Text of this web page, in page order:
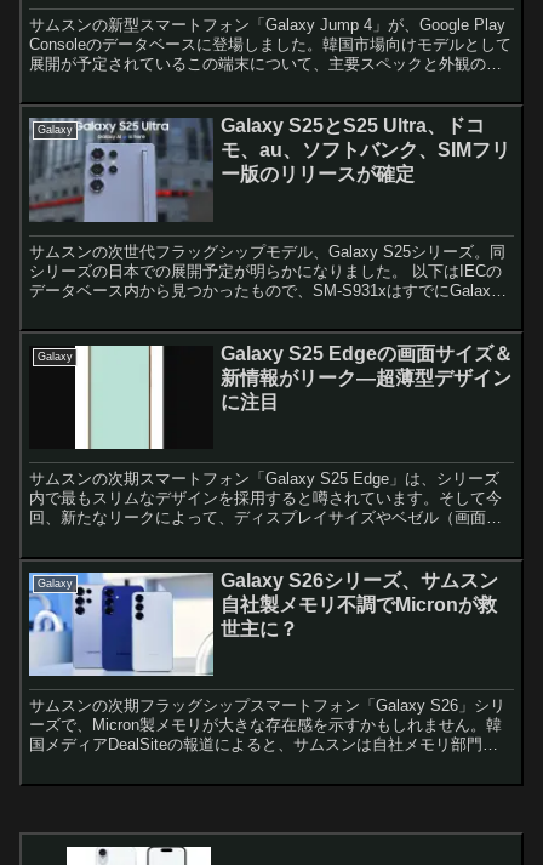
サムスンの新型スマートフォン「Galaxy Jump 4」が、Google Play
Consoleのデータベースに登場しました。韓国市場向けモデルとして
展開が予定されているこの端末について、主要スペックと外観の一
Galaxy
Galaxy S25とS25 Ultra、ドコ
モ、au、ソフトバンク、SIMフリ
ー版のリリースが確定
サムスンの次世代フラッグシップモデル、Galaxy S25シリーズ。同
シリーズの日本での展開予定が明らかになりました。 以下はIECの
データベース内から見つかったもので、SM-S931xはすでにGalaxy
Galaxy
Galaxy S25 Edgeの画面サイズ＆
新情報がリーク—超薄型デザイン
に注目
サムスンの次期スマートフォン「Galaxy S25 Edge」は、シリーズ
内で最もスリムなデザインを採用すると噂されています。そして今
回、新たなリークによって、ディスプレイサイズやベゼル（画面の
Galaxy
Galaxy S26シリーズ、サムスン
自社製メモリ不調でMicronが救
世主に？
サムスンの次期フラッグシップスマートフォン「Galaxy S26」シリ
ーズで、Micron製メモリが大きな存在感を示すかもしれません。韓
国メディアDealSiteの報道によると、サムスンは自社メモリ部門で
Micron製チップを採用する方向で調整を進めているようです。